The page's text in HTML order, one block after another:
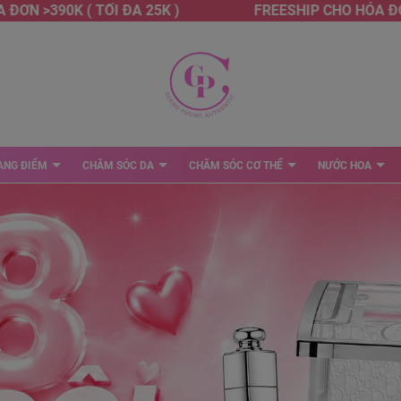
>390K ( TỐI ĐA 25K ) FREESHIP CHO HÓA ĐƠN
ĐIỂM CHĂM SÓC DA CHĂM SÓC CƠ THỂ NƯỚC HOA